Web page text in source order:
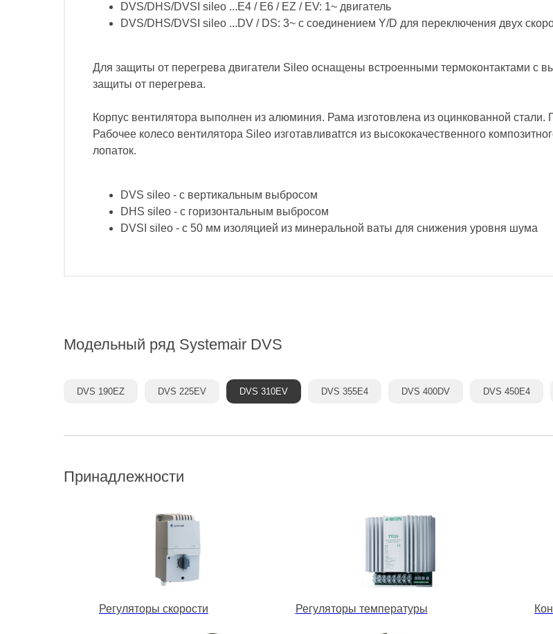
DVS/DHS/DVSI sileo ...E4 / E6 / EZ / EV: 1~ двигатель
DVS/DHS/DVSI sileo ...DV / DS: 3~ с соединением Y/D для переключения двух
Для защиты от перегрева двигатели Sileo оснащены встроенными термоконтактами с
защиты от перегрева.
Корпус вентилятора выполнен из алюминия. Рама изготовлена из оцинкованной
Рабочее колесо вентилятора Sileo изготавливаtтся из высококачественного
лопаток.
DVS sileo - с вертикальным выбросом
DHS sileo - с горизонтальным выбросом
DVSI sileo - с 50 мм изоляцией из минеральной ваты для снижения уровня шума
Модельный ряд Systemair DVS
DVS 190EZ DVS 225EV DVS 310EV DVS 355E4 DVS 400DV DVS 450E4
Принадлежности
Регуляторы скорости Регуляторы температуры